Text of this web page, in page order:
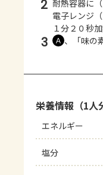
2 耐熱容器に
電子レンジ
１分２０秒加
3 Ａ 、「味の
栄養情報（1人
エネルギー
塩分